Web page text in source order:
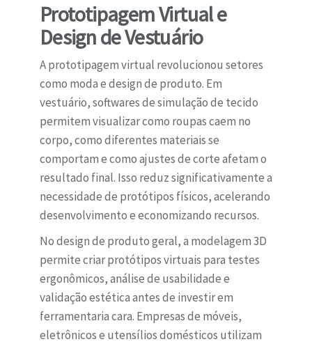
Prototipagem Virtual e
Design de Vestuário
A prototipagem virtual revolucionou setores
como moda e design de produto. Em
vestuário, softwares de simulação de tecido
permitem visualizar como roupas caem no
corpo, como diferentes materiais se
comportam e como ajustes de corte afetam o
resultado final. Isso reduz significativamente a
necessidade de protótipos físicos, acelerando
desenvolvimento e economizando recursos.
No design de produto geral, a modelagem 3D
permite criar protótipos virtuais para testes
ergonômicos, análise de usabilidade e
validação estética antes de investir em
ferramentaria cara. Empresas de móveis,
eletrônicos e utensílios domésticos utilizam